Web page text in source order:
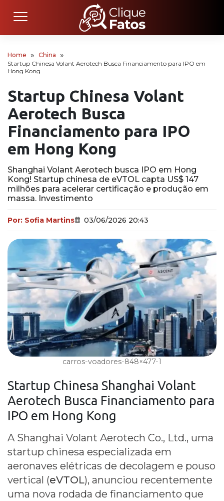
Home
China
Startup Chinesa Volant Aerotech Busca Financiamento para IPO em
Hong Kong
Startup Chinesa Volant
Aerotech Busca
Financiamento para IPO
em Hong Kong
Shanghai Volant Aerotech busca IPO em Hong
Kong! Startup chinesa de eVTOL capta US$ 147
milhões para acelerar certificação e produção em
massa. Investimento
Por: Sofia Martins 03/06/2026 20:43
carros-voadores-848×477-1
Startup Chinesa Shanghai Volant
Aerotech Busca Financiamento para
IPO em Hong Kong
A Shanghai Volant Aerotech Co., Ltd., uma
startup chinesa especializada em
aeronaves elétricas de decolagem e pouso
vertical (eVTOL), anunciou recentemente
uma nova rodada de financiamento que